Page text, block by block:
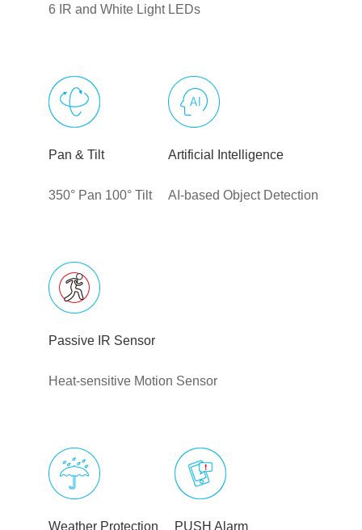
6 IR and White Light LEDs
Pan & Tilt
350° Pan 100° Tilt
Artificial Intelligence
AI-based Object Detection
Passive IR Sensor
Heat-sensitive Motion Sensor
Weather Protection PUSH Alarm